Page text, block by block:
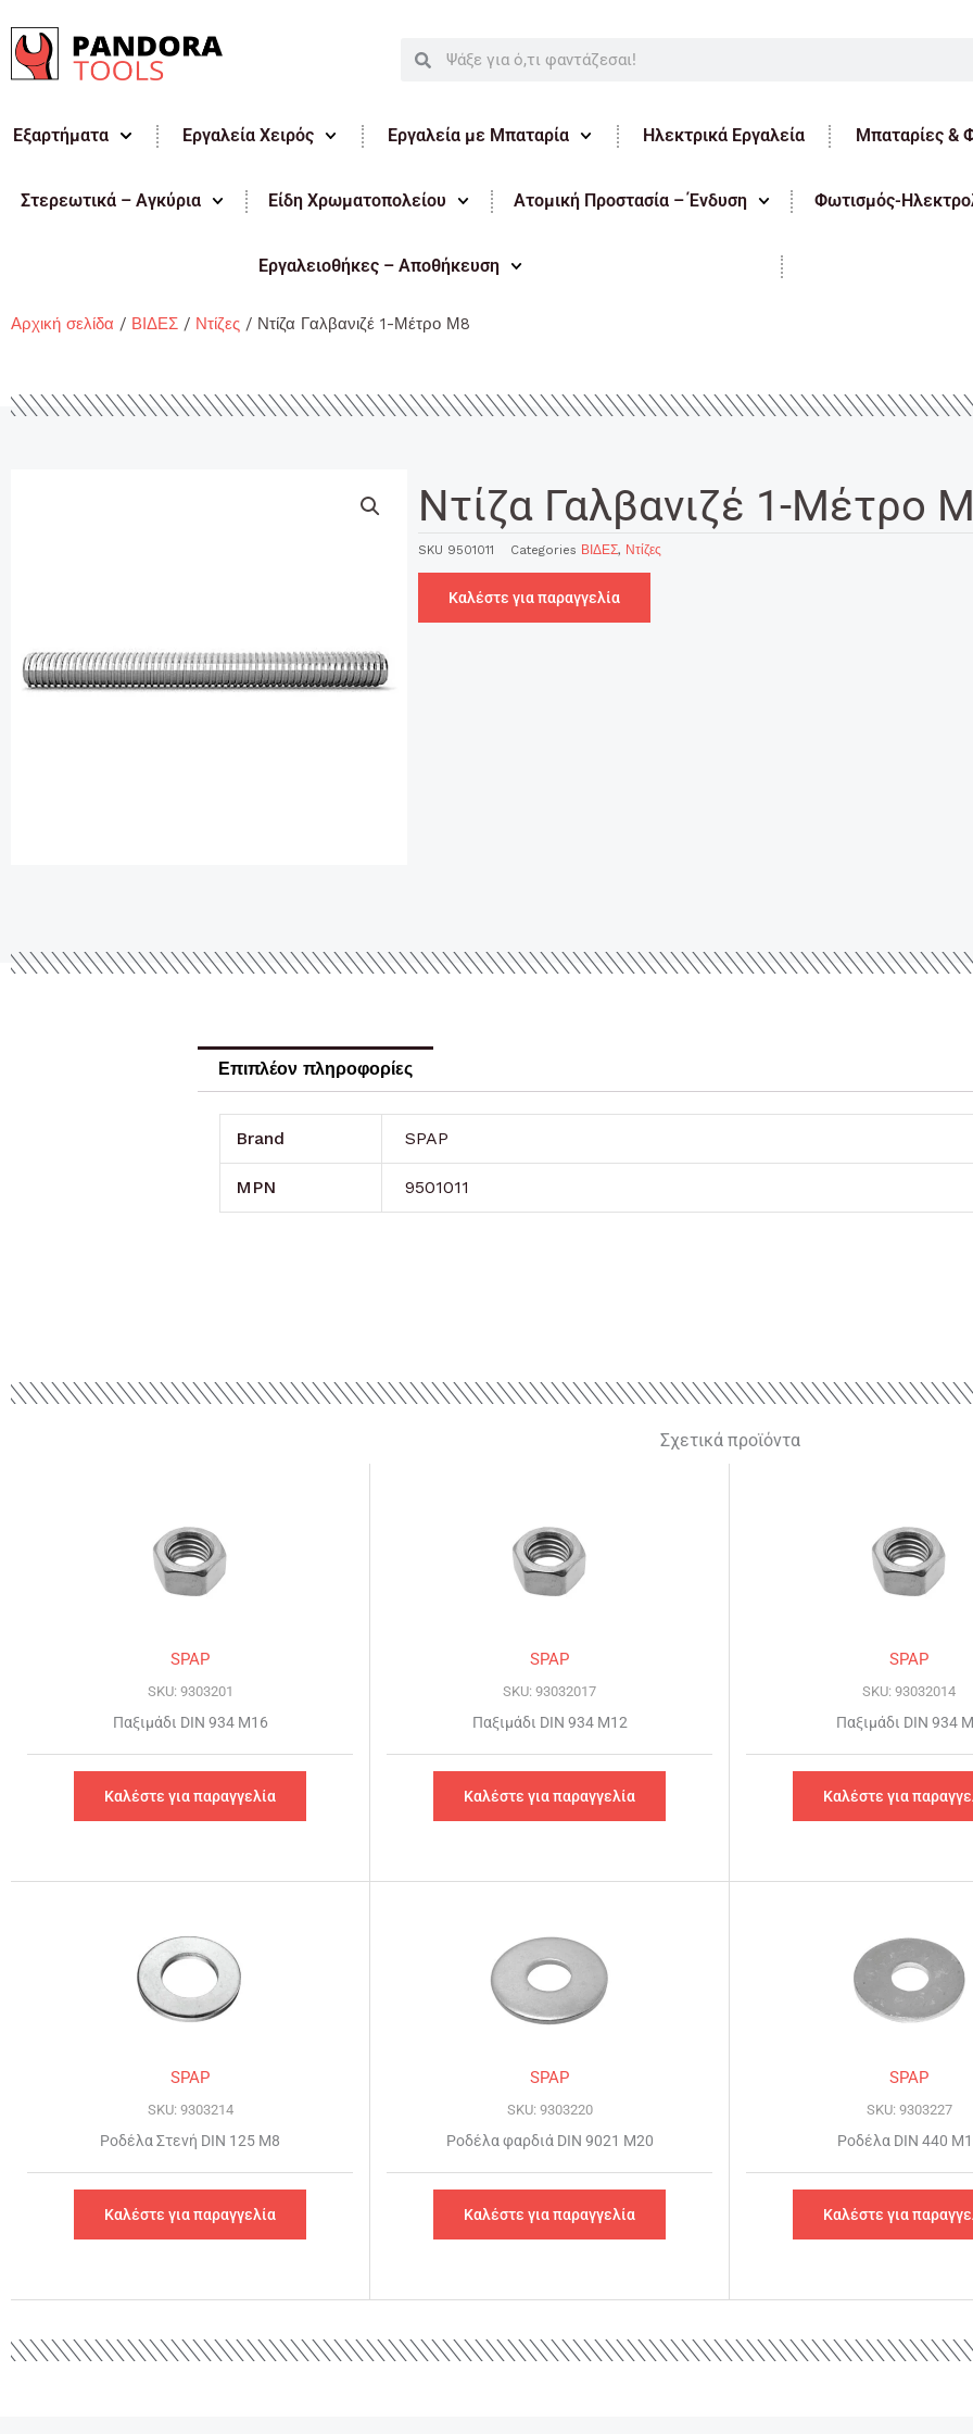
στο
περιεχόμενο
SearchSearch
Εξαρτήματα Εργαλεία Χειρός Εργαλεία με Μπαταρία Ηλεκτρικά Εργαλεία Μπαταρίες &
Στερεωτικά – Αγκύρια Είδη Χρωματοπολείου Ατομική Προστασία – Ένδυση Φωτισμός-
Εργαλειοθήκες – Αποθήκευση
Αρχική σελίδα / ΒΙΔΕΣ / Ντίζες / Ντίζα Γαλβανιζέ 1-Μέτρο Μ8
Ντίζα Γαλβανιζέ 1-Μέτρο
SKU 9501011 Categories ΒΙΔΕΣ, Ντίζες
Καλέστε για παραγγελία
Επιπλέον πληροφορίες
Brand SPAP
MPN 9501011
Σχετικά προϊόντα
SPAP
SKU: 9303201
Παξιμάδι DIN 934 Μ16
Καλέστε για παραγγελία
SPAP
SKU: 93032017
Παξιμάδι DIN 934 Μ12
Καλέστε για παραγγελία
SPAP
SKU: 93032014
Παξιμάδι DIN 934
Καλέστε για
SPAP
SKU: 9303214
Ροδέλα Στενή DIN 125 Μ8
Καλέστε για παραγγελία
SPAP
SKU: 9303220
Ροδέλα φαρδιά DIN 9021 Μ20
Καλέστε για παραγγελία
SPAP
SKU: 9303227
Ροδέλα DIN 440
Καλέστε για